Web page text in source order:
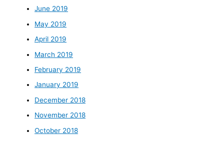
June 2019
May 2019
April 2019
March 2019
February 2019
January 2019
December 2018
November 2018
October 2018